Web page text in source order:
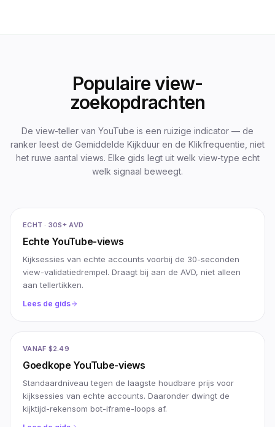
Populaire view-
zoekopdrachten
De view-teller van YouTube is een ruizige indicator — de
ranker leest de Gemiddelde Kijkduur en de Klikfrequentie, niet
het ruwe aantal views. Elke gids legt uit welk view-type echt
welk signaal beweegt.
ECHT · 30S+ AVD
Echte YouTube-views
Kijksessies van echte accounts voorbij de 30-seconden
view-validatiedrempel. Draagt bij aan de AVD, niet alleen
aan tellertikken.
Lees de gids
VANAF $2.49
Goedkope YouTube-views
Standaardniveau tegen de laagste houdbare prijs voor
kijksessies van echte accounts. Daaronder dwingt de
kijktijd-rekensom bot-iframe-loops af.